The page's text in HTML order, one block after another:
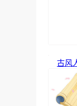
古风